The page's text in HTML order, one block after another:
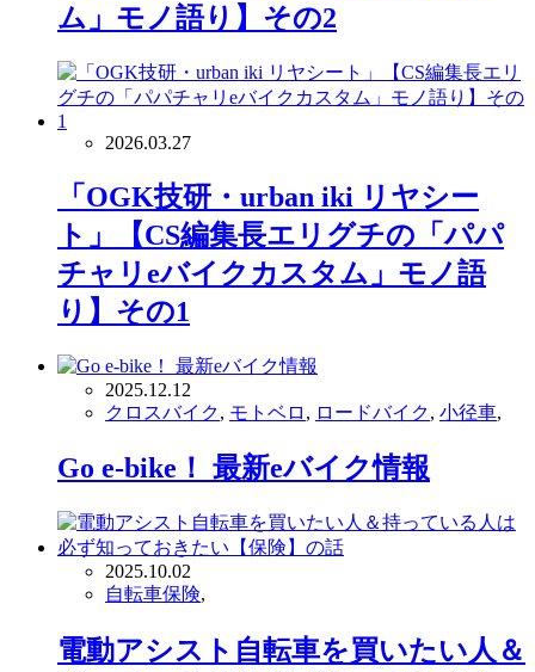
ム」モノ語り】その2
2026.03.27
「OGK技研・urban iki リヤシー
ト」【CS編集長エリグチの「パパ
チャリeバイクカスタム」モノ語
り】その1
2025.12.12
クロスバイク, モトベロ , ロードバイク, 小径車,
Go e-bike！ 最新eバイク情報
2025.10.02
自転車保険,
電動アシスト自転車を買いたい人＆